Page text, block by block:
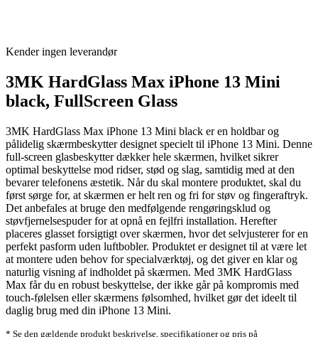
Kender ingen leverandør
3MK HardGlass Max iPhone 13 Mini
black, FullScreen Glass
3MK HardGlass Max iPhone 13 Mini black er en holdbar og
pålidelig skærmbeskytter designet specielt til iPhone 13 Mini. Denne
full-screen glasbeskytter dækker hele skærmen, hvilket sikrer
optimal beskyttelse mod ridser, stød og slag, samtidig med at den
bevarer telefonens æstetik. Når du skal montere produktet, skal du
først sørge for, at skærmen er helt ren og fri for støv og fingeraftryk.
Det anbefales at bruge den medfølgende rengøringsklud og
støvfjernelsespuder for at opnå en fejlfri installation. Herefter
placeres glasset forsigtigt over skærmen, hvor det selvjusterer for en
perfekt pasform uden luftbobler. Produktet er designet til at være let
at montere uden behov for specialværktøj, og det giver en klar og
naturlig visning af indholdet på skærmen. Med 3MK HardGlass
Max får du en robust beskyttelse, der ikke går på kompromis med
touch-følelsen eller skærmens følsomhed, hvilket gør det ideelt til
daglig brug med din iPhone 13 Mini.
* Se den gældende produkt beskrivelse, specifikationer og pris på